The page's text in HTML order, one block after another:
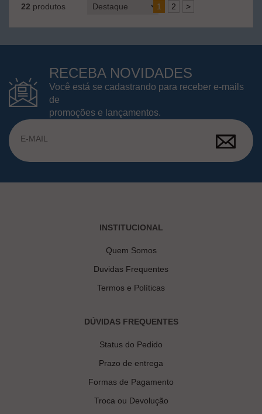
22 produtos 1 2 >
RECEBA NOVIDADES
Você está se cadastrando para receber e-mails
de
promoções e lançamentos.
INSTITUCIONAL
Quem Somos
Duvidas Frequentes
Termos e Políticas
DÚVIDAS FREQUENTES
Status do Pedido
Prazo de entrega
Formas de Pagamento
Troca ou Devolução